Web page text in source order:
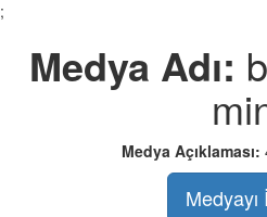
;
Medya Adı:
Medya Açıklaması:
Medyayı